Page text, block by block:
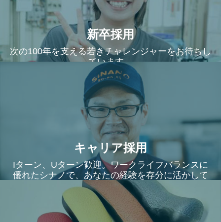
新卒採用
次の100年を支える若きチャレンジャーをお待ちし
ています。
キャリア採用
Iターン、Uターン歓迎。ワークライフバランスに
優れたシナノで、あなたの経験を存分に活かして
ください。